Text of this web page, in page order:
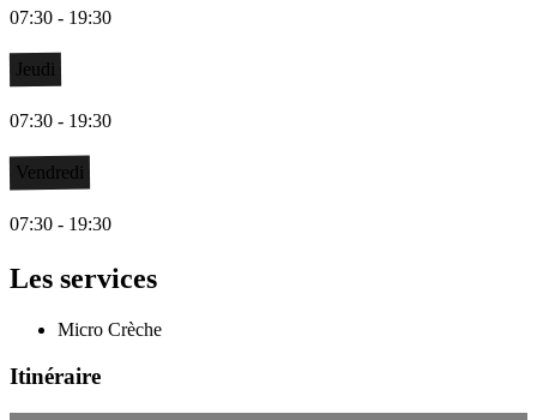
07:30 - 19:30
Jeudi
07:30 - 19:30
Vendredi
07:30 - 19:30
Les services
Micro Crèche
Itinéraire